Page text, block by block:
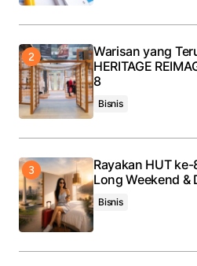
Warisan yang
HERITAGE
8
Bisnis
Rayakan HUT
Long Weekend &
Bisnis